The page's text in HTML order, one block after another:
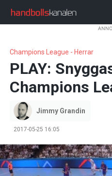
Champions League - Herrar
PLAY:
Champions
Jimmy Grandin
2017-05-25 16:05